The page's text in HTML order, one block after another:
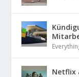
Netflix